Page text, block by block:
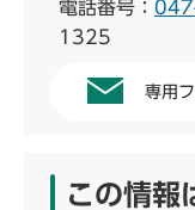
電話番号：
1325
専用
この情報